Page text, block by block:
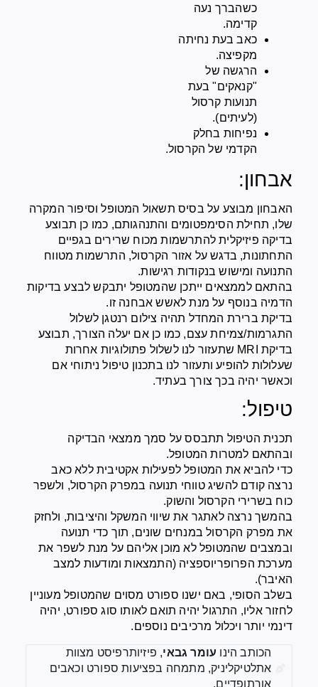
כשהברך נעה
קדימה.
כאב בעת נחיתה
מקפיצה.
הרגשה של
"קנאקים" בעת
תנועות קרסול
(לעיתים).
נפיחות בחלק
הקדמי של הקרסול.
אבחון:
האבחון מבוצע על בסיס תשאול המטופל וסיפור המקרה
שלו, תחילת הסימפטומים והתנהגותם, כמו כן תבוצע
בדיקה פיזיקלית להתרשמות מכוח שרירים בגפיים
התחתונות, בדגש על אזור הקרסול, התרשמות מטווח
התנועה ומישוש בנקודות רגישות.
בהתאם לממצאים ייתכן שהמטופל יתבקש לבצע בדיקות
הדמיה בנוסף על מנת לאשש אבחנה זו.
בדיקת ברירת המחדל תהיה צילום רנטגן לשלול
התגרמות/צמיחת עצם, כמו כן אם יעלה הצורך, תבוצע
בדיקת MRI שתעזור לנו לשלול פתולוגיות אחרות
שעלולות להופיע ותעזור לנו בתכנון טיפול ניתוחי אם
וכאשר יהיה בכך צורך בעתיד.
טיפול:
תכנית הטיפול תתבסס על סמך ממצאי הבדיקה
ובהתאם למטרות המטופל.
כדי להביא את המטופל לפעילות אקטיבית ללא כאב
נרצה קודם להשיג טווחי תנועה במפרק הקרסול, ולשפר
כוח בשרירי הקרסול והשוק.
בהמשך נרצה לאתגר את שיווי המשקל והיציבות, ולחזק
את מפרק הקרסול במנחים שונים, תוך כדי תנועה
ובמצבים שהמטופל לא מוכן אליהם על מנת לשפר את
מערכת הפרופריוספציה (התמצאות ומודעות למצב
האיבר).
בשלב הסופי, באם ישנו ספורט מסוים שהמטופל מעוניין
לחזור אליו, התרגול יהיה תואם לאותו סוג ספורט, יהיה
דינמי יותר ויכלול מרכיבים נוספים.
הכותב הינו עומר גבאי, פיזיותרפיסט מצוות
אתלטיקליניק, מתמחה בפציעות ספורט וכאבים
אורתופדיים.